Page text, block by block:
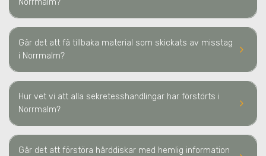
Norrmalm ?
keyboard_arrow_right
Går det att få tillbaka material som skickats av misstag
i Norrmalm?
keyboard_arrow_right
Hur vet vi att alla sekretesshandlingar har förstörts i
Norrmalm?
Går det att förstöra hårddiskar med hemlig information